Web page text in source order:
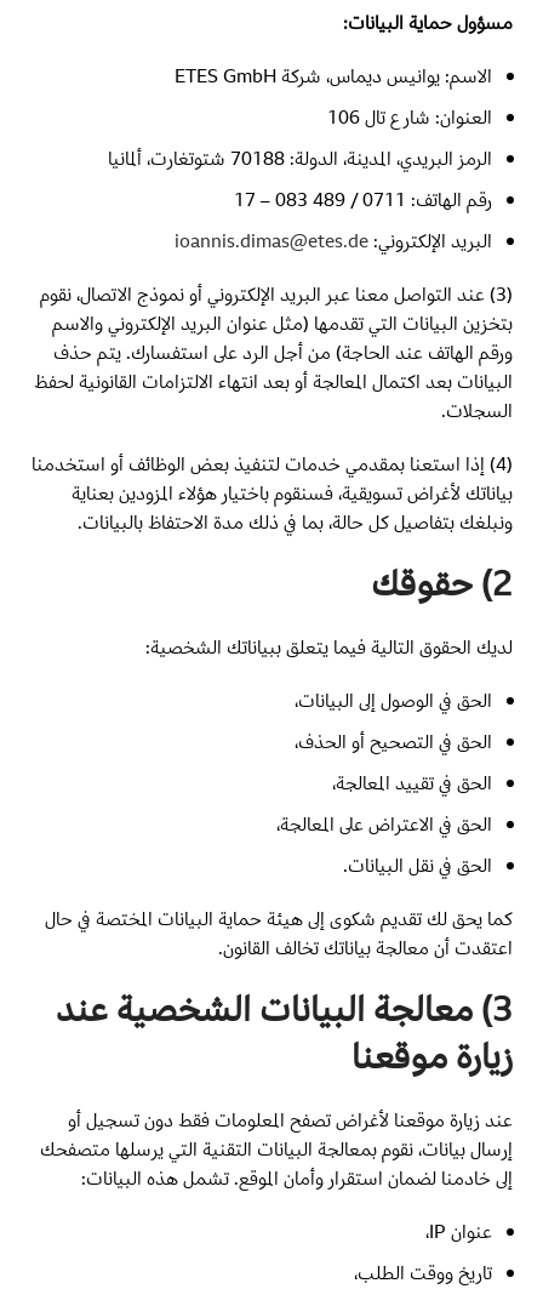
مسؤول حماية البيانات:
الاسم: يوانيس ديماس، شركة ETES GmbH
العنوان: شارع تال 106
الرمز البريدي، المدينة، الدولة: 70188 شتوتغارت، ألمانيا
رقم الهاتف: 0711 / 489 083 – 17
البريد الإلكتروني: ioannis.dimas@etes.de
(3) عند التواصل معنا عبر البريد الإلكتروني أو نموذج الاتصال، نقوم
بتخزين البيانات التي تقدمها (مثل عنوان البريد الإلكتروني والاسم
ورقم الهاتف عند الحاجة) من أجل الرد على استفسارك. يتم حذف
البيانات بعد اكتمال المعالجة أو بعد انتهاء الالتزامات القانونية لحفظ
السجلات.
(4) إذا استعنا بمقدمي خدمات لتنفيذ بعض الوظائف أو استخدمنا
بياناتك لأغراض تسويقية، فسنقوم باختيار هؤلاء المزودين بعناية
ونبلغك بتفاصيل كل حالة، بما في ذلك مدة الاحتفاظ بالبيانات.
2) حقوقك
لديك الحقوق التالية فيما يتعلق ببياناتك الشخصية:
الحق في الوصول إلى البيانات،
الحق في التصحيح أو الحذف،
الحق في تقييد المعالجة،
الحق في الاعتراض على المعالجة،
الحق في نقل البيانات.
كما يحق لك تقديم شكوى إلى هيئة حماية البيانات المختصة في حال
اعتقدت أن معالجة بياناتك تخالف القانون.
3) معالجة البيانات الشخصية عند
زيارة موقعنا
عند زيارة موقعنا لأغراض تصفح المعلومات فقط دون تسجيل أو
إرسال بيانات، نقوم بمعالجة البيانات التقنية التي يرسلها متصفحك
إلى خادمنا لضمان استقرار وأمان الموقع. تشمل هذه البيانات:
عنوان IP،
تاريخ ووقت الطلب،